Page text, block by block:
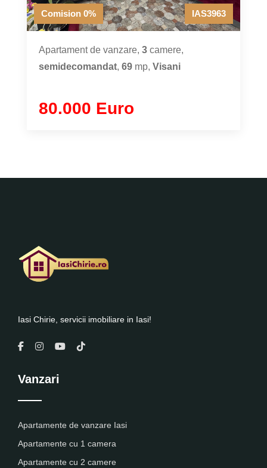
IAS3963
Comision 0%
Apartament de vanzare, 3 camere,
semidecomandat, 69 mp, Visani
80.000 Euro
Iasi Chirie, servicii imobiliare in Iasi!
Vanzari
Apartamente de vanzare Iasi
Apartamente cu 1 camera
Apartamente cu 2 camere